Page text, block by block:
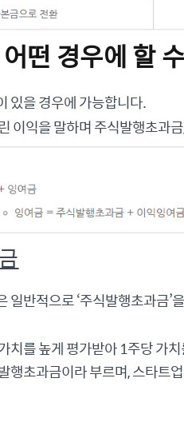
떤 경우에 할
있을 경우에 가능합니다.
이익을 말하며 주식발행초과
일반적으로 ‘주식발행초과금
치를 높게 평가받아 1주당 가
행초과금이라 부르며, 스타트